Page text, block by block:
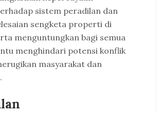
sistem peradilan dan
sengketa properti di
menguntungkan bagi semua
menghindari potensi konflik
masyarakat dan